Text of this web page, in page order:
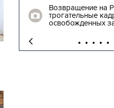
Возвращение на
трогательные
освобожденных